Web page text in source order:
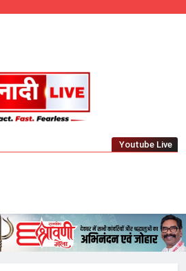
Live – Jharkhand's Leading Local
Youtube Live